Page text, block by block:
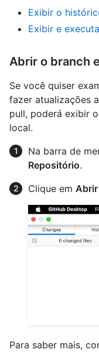
Exibir o
Exibir e
Abrir o branch
Se você quiser
fazer atualizações
pull, poderá exibir
local.
Na barra de
Repositório.
Clique em Abrir
Para saber mais,